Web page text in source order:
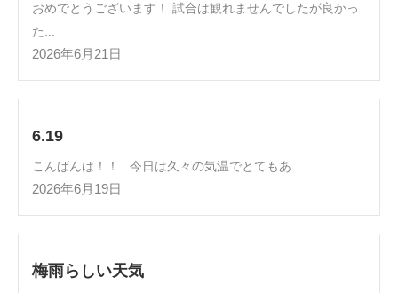
おめでとうございます！ 試合は観れませんでしたが良かっ
た...
2026年6月21日
6.19
こんばんは！！ 今日は久々の気温でとてもあ...
2026年6月19日
梅雨らしい天気